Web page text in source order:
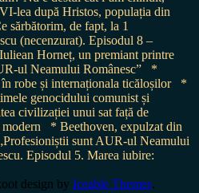
lea după Hristos, populația din
sărbătorim, de fapt, la 1
(necenzurat). Episodul 8 –
Horneț, un premiant printre
ul Neamului Românesc”
*
robe și internaționala ticăloșilor
*
genocidului comunist și
civilizației unui sat față de
* Beethoven, expulzat din
sunt AUR-ul Neamului
Episodul 5. Marea iubire:
design by Iceable Themes.